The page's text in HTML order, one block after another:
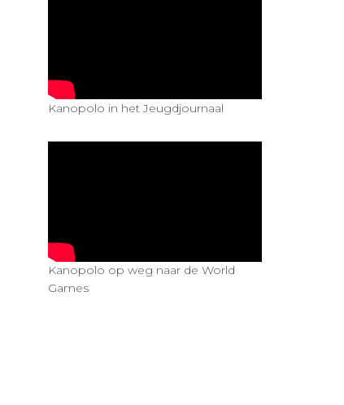
Kanopolo in het Jeugdjournaal
Kanopolo op weg naar de World
Games